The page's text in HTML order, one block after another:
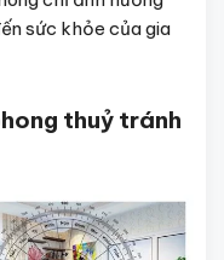
sức khỏe của gia
thuỷ tránh